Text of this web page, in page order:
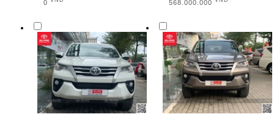
Toyota Cần Thơ (27)
0 568.000.000